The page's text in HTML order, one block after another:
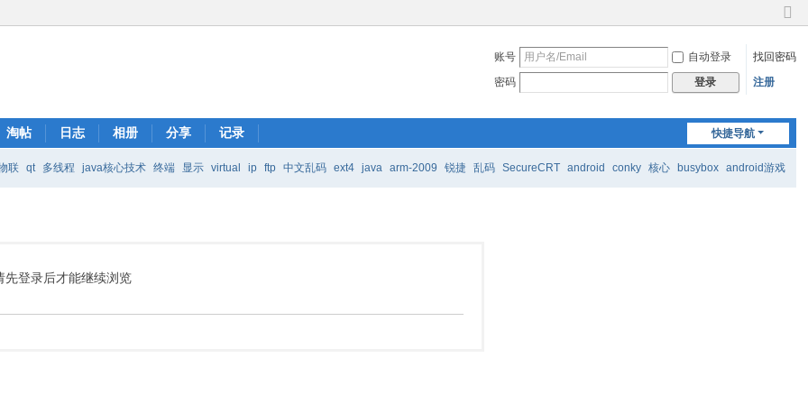
切
到
账号 自动登录
找回密码
密码
登录 注册
快捷导航
淘帖 日志 相册 分享 记录
联 qt 多线程 java核心技术 终端 显示 virtual ip ftp 中文乱码 ext4 java arm-2009 锐捷 乱码 SecureCRT android conky 核心 busybox android游戏
先登录后才能继续浏览